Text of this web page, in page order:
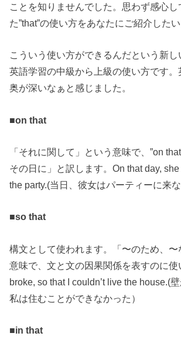
ことを知りませんでした。思わず感心し
た”that”の使い方をあなたにご紹介したい
こういう使い方ができるんだという新し
英語学習の中級から上級の使い方です。
奥が深いなぁと感じました。
■on that
「それに関して」という意味で、”on
その日に」と訳します。On that day, she
the party.(当日、彼女はパーティーに来な
■so that
構文として使われます。「〜のため、〜
意味で、文と文の因果関係を表すのに
broke, so that I couldn’t live the house.(壁
私は住むことができなかった）
■in that